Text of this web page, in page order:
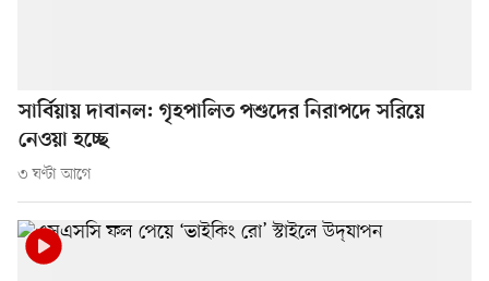
সার্বিয়ায় দাবানল: গৃহপালিত পশুদের নিরাপদে সরিয়ে
নেওয়া হচ্ছে
৩ ঘণ্টা আগে